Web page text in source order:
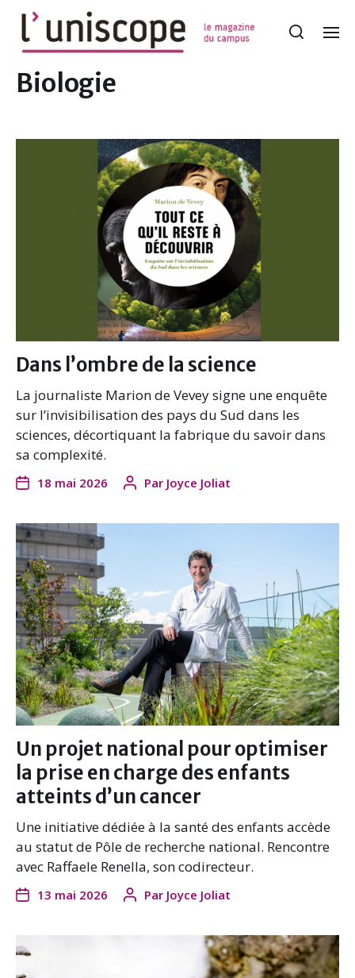
Dans l’ombre de la science
La journaliste Marion de Vevey signe une enquête
sur l’invisibilisation des pays du Sud dans les
sciences, décortiquant la fabrique du savoir dans
sa complexité.
18 mai 2026 Par Joyce Joliat
Un projet national pour optimiser
la prise en charge des enfants
atteints d’un cancer
Une initiative dédiée à la santé des enfants accède
au statut de Pôle de recherche national. Rencontre
avec Raffaele Renella, son codirecteur.
13 mai 2026 Par Joyce Joliat